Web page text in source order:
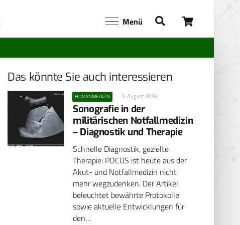
Menü
Das könnte Sie auch interessieren
HUMANMEDIZIN 5. August 2026
Sonografie in der
militärischen Notfallmedizin
– Diagnostik und Therapie
Schnelle Diagnostik, gezielte
Therapie: POCUS ist heute aus der
Akut- und Notfallmedizin nicht
mehr wegzudenken. Der Artikel
beleuchtet bewährte Protokolle
sowie aktuelle Entwicklungen für
den…